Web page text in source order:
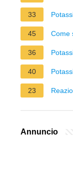
33
45 Come
36
40
23
Annuncio